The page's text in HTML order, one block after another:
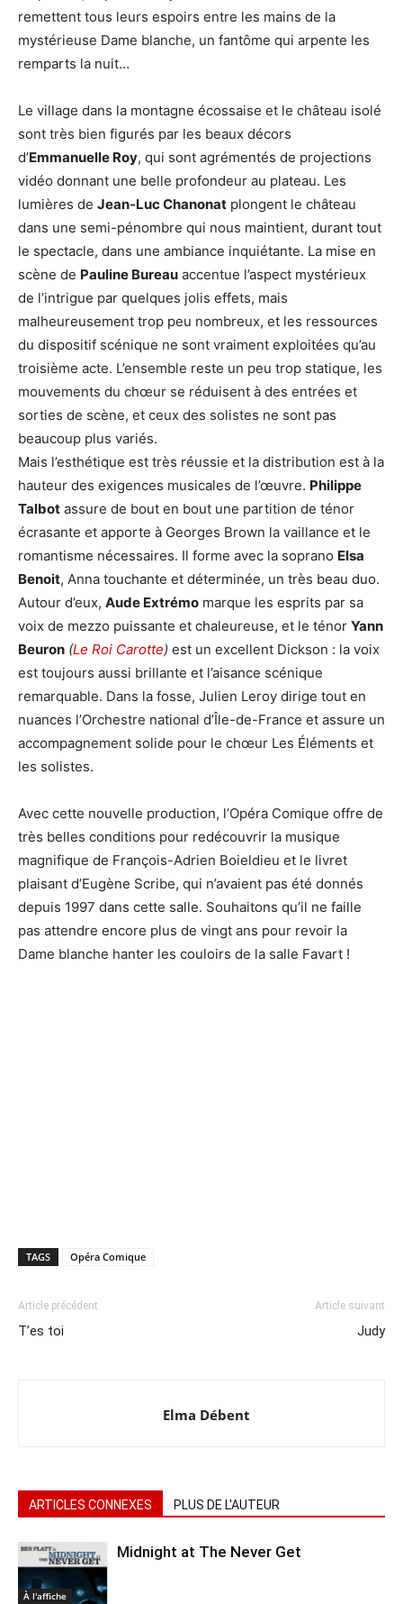
remettent tous leurs espoirs entre les mains de la
mystérieuse Dame blanche, un fantôme qui arpente les
remparts la nuit…
Le village dans la montagne écossaise et le château isolé
sont très bien figurés par les beaux décors
d’Emmanuelle Roy, qui sont agrémentés de projections
vidéo donnant une belle profondeur au plateau. Les
lumières de Jean-Luc Chanonat plongent le château
dans une semi-pénombre qui nous maintient, durant tout
le spectacle, dans une ambiance inquiétante. La mise en
scène de Pauline Bureau accentue l’aspect mystérieux
de l’intrigue par quelques jolis effets, mais
malheureusement trop peu nombreux, et les ressources
du dispositif scénique ne sont vraiment exploitées qu’au
troisième acte. L’ensemble reste un peu trop statique, les
mouvements du chœur se réduisent à des entrées et
sorties de scène, et ceux des solistes ne sont pas
beaucoup plus variés.
Mais l’esthétique est très réussie et la distribution est à la
hauteur des exigences musicales de l’œuvre. Philippe
Talbot assure de bout en bout une partition de ténor
écrasante et apporte à Georges Brown la vaillance et le
romantisme nécessaires. Il forme avec la soprano Elsa
Benoit, Anna touchante et déterminée, un très beau duo.
Autour d’eux, Aude Extrémo marque les esprits par sa
voix de mezzo puissante et chaleureuse, et le ténor Yann
Beuron (Le Roi Carotte) est un excellent Dickson : la voix
est toujours aussi brillante et l’aisance scénique
remarquable. Dans la fosse, Julien Leroy dirige tout en
nuances l’Orchestre national d’Île-de-France et assure un
accompagnement solide pour le chœur Les Éléments et
les solistes.
Avec cette nouvelle production, l’Opéra Comique offre de
très belles conditions pour redécouvrir la musique
magnifique de François-Adrien Boieldieu et le livret
plaisant d’Eugène Scribe, qui n’avaient pas été donnés
depuis 1997 dans cette salle. Souhaitons qu’il ne faille
pas attendre encore plus de vingt ans pour revoir la
Dame blanche hanter les couloirs de la salle Favart !
TAGS Opéra Comique
Article précédent
T’es toi
Article suivant
Judy
Elma Débent
ARTICLES CONNEXES PLUS DE L'AUTEUR
À l'affiche
Midnight at The Never Get